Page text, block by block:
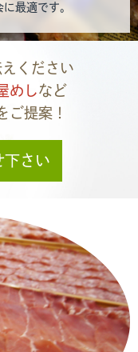
最適です。
ください
めしなど
ご提案！
下さい